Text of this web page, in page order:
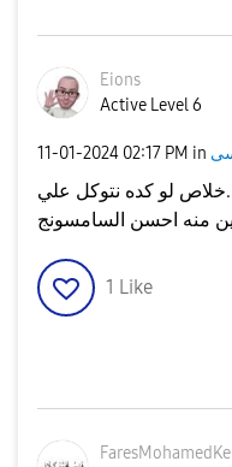
Eions
Active Level 6
‎11-01-2024 02:17 PM in
لو كده نتوكل علي
منه احسن السامسونج
1 Like